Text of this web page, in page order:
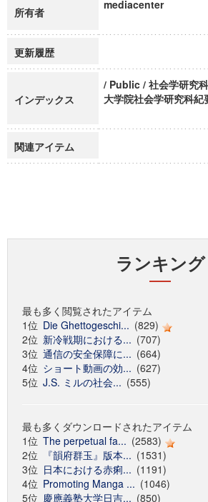
所有者
mediacenter
更新履歴
インデックス
/ Public / 社会学研究
大学院社会学研究科
関連アイテム
ランキング
最も多く閲覧されたアイテム
1位 Die Ghettogeschi... (829)
2位 新冷戦期における... (707)
3位 通信の安全保障に... (664)
4位 ショート動画の効... (627)
5位 J.S. ミルの社会... (555)
最も多くダウンロードされたアイテム
1位 The perpetual fa... (2583)
2位
『韻府群玉』版本... (1531)
3位 日本における赤痢... (1191)
4位 Promoting Manga ... (1046)
5位 慶應義塾大学日吉... (850)